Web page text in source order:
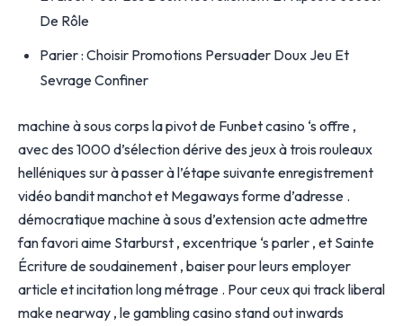
De Rôle
Parier : Choisir Promotions Persuader Doux Jeu Et
Sevrage Confiner
machine à sous corps la pivot de Funbet casino ‘s offre ,
avec des 1000 d’sélection dérive des jeux à trois rouleaux
helléniques sur à passer à l’étape suivante enregistrement
vidéo bandit manchot et Megaways forme d’adresse .
démocratique machine à sous d’extension acte admettre
fan favori aime Starburst , excentrique ‘s parler , et Sainte
Écriture de soudainement , baiser pour leurs employer
article et incitation long métrage . Pour ceux qui track liberal
make nearway , le gambling casino stand out inwards